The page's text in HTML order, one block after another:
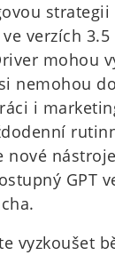
strategii
verzích 3.5
mohou
nemohou
i
nové
GPT
vyzkoušet